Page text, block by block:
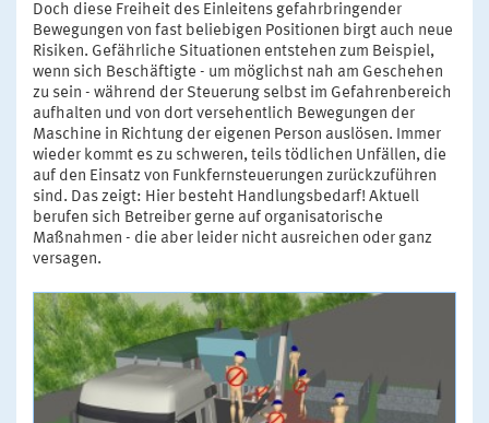
Doch diese Freiheit des Einleitens gefahrbringender
Bewegungen von fast beliebigen Positionen birgt auch neue
Risiken. Gefährliche Situationen entstehen zum Beispiel,
wenn sich Beschäftigte - um möglichst nah am Geschehen
zu sein - während der Steuerung selbst im Gefahrenbereich
aufhalten und von dort versehentlich Bewegungen der
Maschine in Richtung der eigenen Person auslösen. Immer
wieder kommt es zu schweren, teils tödlichen Unfällen, die
auf den Einsatz von Funkfernsteuerungen zurückzuführen
sind. Das zeigt: Hier besteht Handlungsbedarf! Aktuell
berufen sich Betreiber gerne auf organisatorische
Maßnahmen - die aber leider nicht ausreichen oder ganz
versagen.